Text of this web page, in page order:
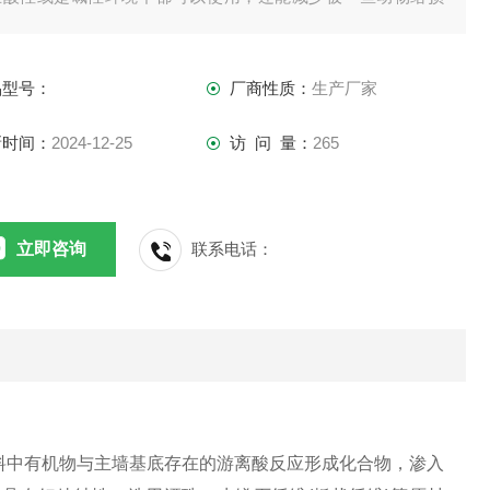
号： 厂商性质： 生产厂家
间： 2024-12-25 访 问 量： 265
立即咨询 联系电话：
有机物与主墙基底存在的游离酸反应形成化合物，渗入